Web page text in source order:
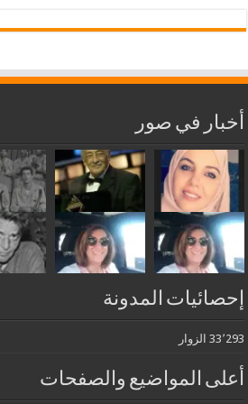
أخبار في صور
إحصائيات المدونة
33٬293 الزوار
أعلى المواضيع والصفحات